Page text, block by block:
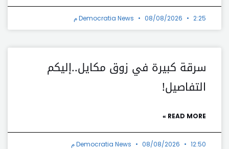
Democratia News 08/08/2026 2:25 م
سرقة كبيرة في زوق مكايل..إليكم
التفاصيل!
READ MORE »
Democratia News 08/08/2026 12:50 م